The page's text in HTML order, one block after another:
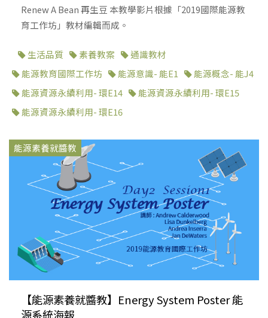
Renew A Bean 再生豆 本教學影片根據「2019國際能源教
育工作坊」教材編輯而成。
生活品質 素養教案
通識教材
能源教育國際工作坊
能源意識- 能E1
能源概念- 能J4
能源資源永續利用- 環E14
能源資源永續利用- 環E15
能源資源永續利用- 環E16
能源素養就醬教
【能源素養就醬教】Energy System Poster 能
源系統海報